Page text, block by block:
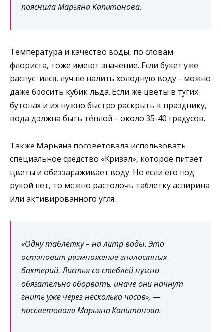
пояснила Марьяна Капитонова.
Температура и качество воды, по словам
флориста, тоже имеют значение. Если букет уже
распустился, лучше налить холодную воду– можно
даже бросить кубик льда. Если же цветы в тугих
бутонах и их нужно быстро раскрыть к празднику,
вода должна быть тёплой – около 35-40 градусов.
Также Марьяна посоветовала использовать
специальное средство «Кризал», которое питает
цветы и обеззараживает воду. Но если его под
рукой нет, то можно растолочь таблетку аспирина
или активированного угля.
«Одну таблетку – на литр воды. Это
остановит размножение гнилостных
бактерий. Листья со стеблей нужно
обязательно оборвать, иначе они начнут
гнить уже через несколько часов», —
посоветовала Марьяна Капитонова.